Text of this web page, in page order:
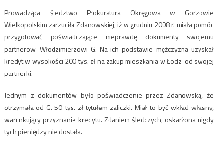
Prowadząca śledztwo Prokuratura Okręgowa w Gorzowie
Wielkopolskim zarzuciła Zdanowskiej, iż w grudniu 2008 r. miała pomóc
przygotować poświadczające nieprawdę dokumenty swojemu
partnerowi Włodzimierzowi G. Na ich podstawie mężczyzna uzyskał
kredyt w wysokości 200 tys. zł na zakup mieszkania w Łodzi od swojej
partnerki.
Jednym z dokumentów było poświadczenie przez Zdanowską, że
otrzymała od G. 50 tys. zł tytułem zaliczki. Miał to być wkład własny,
warunkujący przyznanie kredytu. Zdaniem śledczych, oskarżona nigdy
tych pieniędzy nie dostała.